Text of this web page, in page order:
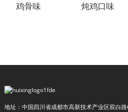
鸡骨味
炖鸡口味
地址：中国四川省成都市高新技术产业区双白